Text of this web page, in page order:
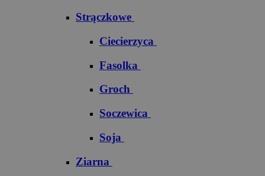
Strączkowe
Ciecierzyca
Fasolka
Groch
Soczewica
Soja
Ziarna